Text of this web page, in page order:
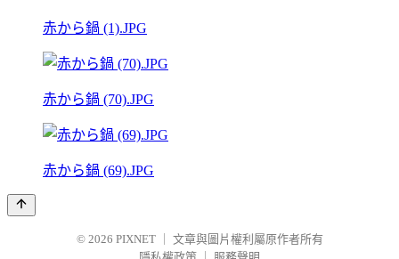
赤から鍋 (1).JPG
赤から鍋 (70).JPG
赤から鍋 (69).JPG
© 2026 PIXNET
文章與圖片權利屬原作者所有